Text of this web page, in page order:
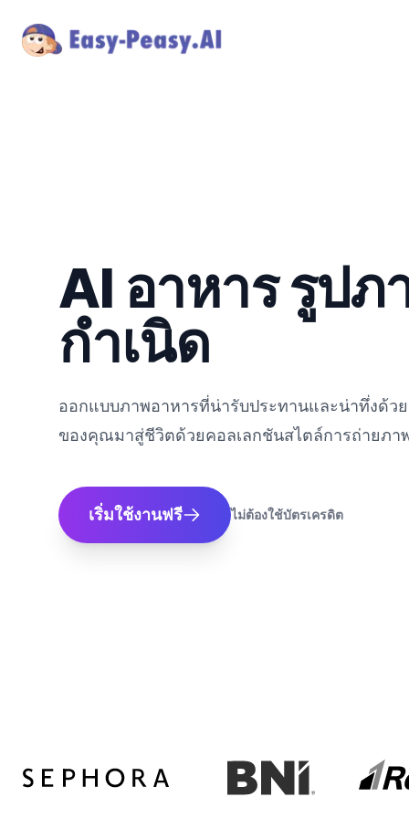
AI อาหาร รูปภ
กำเนิด
ออกแบบภาพอาหารที่น่ารับประทานและน่าทึ่งด้วย
ของคุณมาสู่ชีวิตด้วยคอลเลกชันสไตล์การถ่ายภา
เริ่มใช้งานฟรี ไม่ต้องใช้บัตรเครดิต